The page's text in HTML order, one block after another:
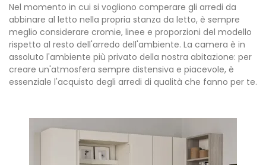
Nel momento in cui si vogliono comperare gli arredi da
abbinare al letto nella propria stanza da letto, è sempre
meglio considerare cromie, linee e proporzioni del modello
rispetto al resto dell'arredo dell'ambiente. La camera è in
assoluto l'ambiente più privato della nostra abitazione: per
creare un'atmosfera sempre distensiva e piacevole, è
essenziale l'acquisto degli arredi di qualità che fanno per te.